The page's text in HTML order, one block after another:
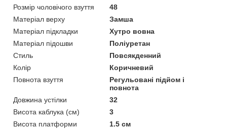
Розмір чоловічого взуття
48
Матеріал верху
Замша
Матеріал підкладки
Хутро вовна
Матеріал підошви
Поліуретан
Стиль
Повсякденний
Колір
Коричневий
Повнота взуття
Регульовані підйом і
повнота
Довжина устілки
32
Висота каблука (см)
3
Висота платформи
1.5 см